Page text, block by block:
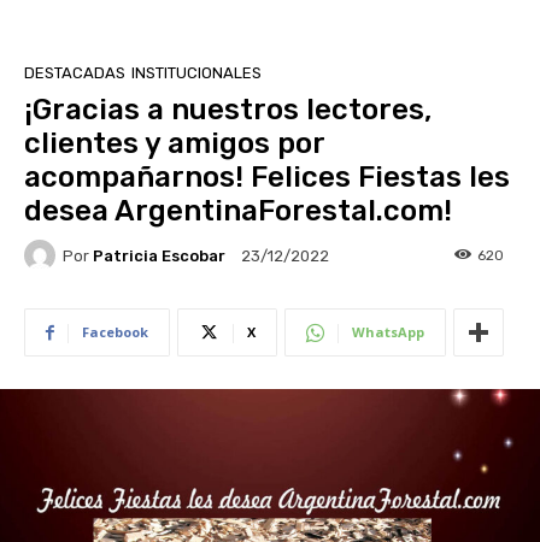
DESTACADAS INSTITUCIONALES
¡Gracias a nuestros lectores,
clientes y amigos por
acompañarnos! Felices Fiestas les
desea ArgentinaForestal.com!
Por Patricia Escobar 23/12/2022 620
Facebook X WhatsApp